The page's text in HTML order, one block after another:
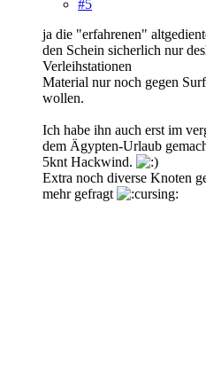
#5
ja die "erfahrenen"
den Schein sicherlich nur
Verleihstationen
Material nur noch gegen
wollen.
Ich habe ihn auch erst im
dem Ägypten-Urlaub
5knt Hackwind.
Extra noch diverse Knoten
mehr gefragt